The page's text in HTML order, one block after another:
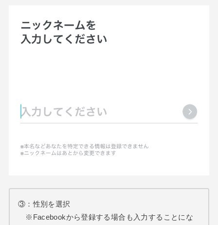
③：性別を選択
※Facebookから登録する場合も入力することにな